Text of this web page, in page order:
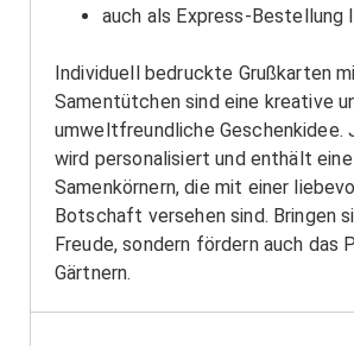
auch als Express-Bestellung
Individuell bedruckte Grußkarten
Samentütchen sind eine kreative
umweltfreundliche Geschenkidee.
wird personalisiert und enthält eine
Samenkörnern, die mit einer
Botschaft versehen sind. Bringen
Freude, sondern fördern auch das
Gärtnern.